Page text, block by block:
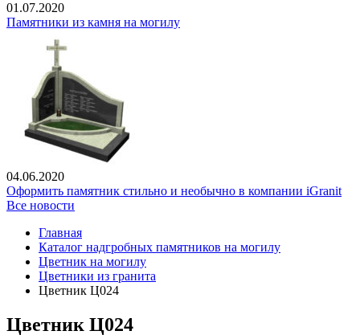
01.07.2020
Памятники из камня на могилу
04.06.2020
Оформить памятник стильно и необычно в компании iGranit
Все новости
Главная
Каталог надгробных памятников на могилу
Цветник на могилу
Цветники из гранита
Цветник Ц024
Цветник Ц024